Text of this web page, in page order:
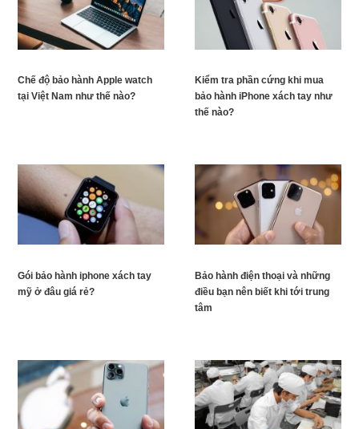
Chế độ bảo hành Apple watch
tại Việt Nam như thế nào?
Kiểm tra phần cứng khi mua
bảo hành iPhone xách tay như
thế nào?
Gói bảo hành iphone xách tay
mỹ ở đâu giá rẻ?
Bảo hành điện thoại và những
điều bạn nên biết khi tới trung
tâm